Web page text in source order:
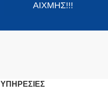
ΑΙΧΜΗΣ!!!
ΥΠΗΡΕΣΙΕΣ